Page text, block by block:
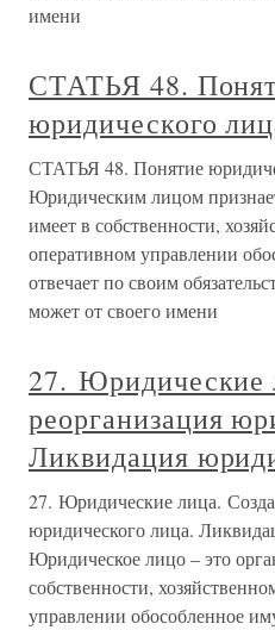
имени
СТАТЬЯ 48.
юридического
СТАТЬЯ 48. Понятие
Юридическим лицом
имеет в собственности,
оперативном управлении
отвечает по своим
может от своего имени
27. Юридические
реорганизация
Ликвидация
27. Юридические лица.
юридического лица.
Юридическое лицо – это
собственности,
управлении обособленное